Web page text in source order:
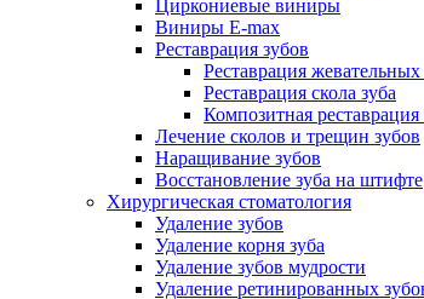
Циркониевые виниры
Виниры E-max
Реставрация зубов
Реставрация жевательных
Реставрация скола зуба
Композитная реставрация
Лечение сколов и трещин зубов
Наращивание зубов
Восстановление зуба на штифте
Хирургическая стоматология
Удаление зубов
Удаление корня зуба
Удаление зубов мудрости
Удаление ретинированных